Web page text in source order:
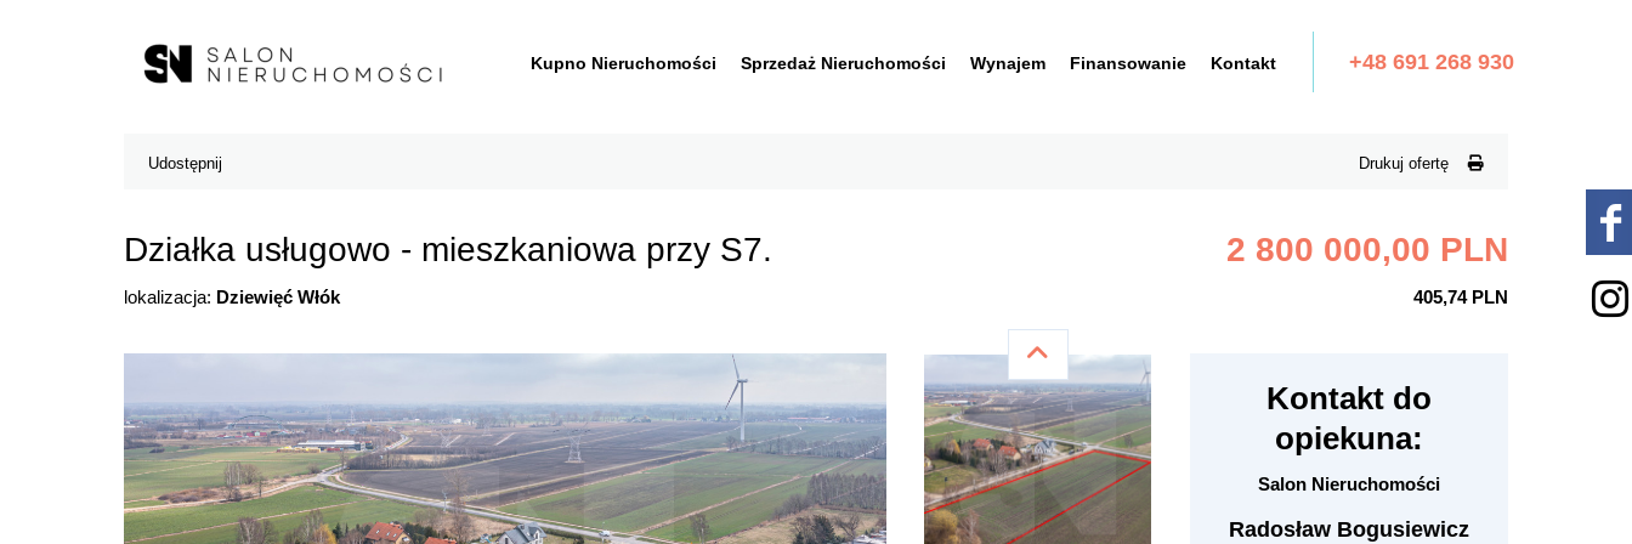
Kupno Nieruchomości Sprzedaż Nieruchomości Wynajem Finansowanie Kontakt +48 691 268 930
Udostępnij Drukuj ofertę
Działka usługowo - mieszkaniowa przy S7.
lokalizacja: Dziewięć Włók
2 800 000,00 PLN
405,74 PLN
Kontakt do
opiekuna:
Salon Nieruchomości
Radosław Bogusiewicz